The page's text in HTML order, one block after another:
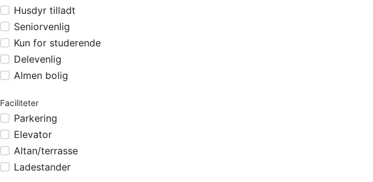
Husdyr tilladt
Seniorvenlig
Kun for studerende
Delevenlig
Almen bolig
Faciliteter
Parkering
Elevator
Altan/terrasse
Ladestander